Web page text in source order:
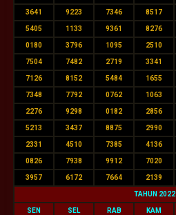
3641 9223 7346 8517
5405 1133 9361 8276
0180 3796 1095 2510
7504 7482 2719 3341
7126 8152 5484 1655
7348 7792 0762 1063
2276 9298 0182 2856
5213 3437 8875 2990
2331 4510 7385 4136
0826 7938 9912 7020
3957 6172 7664 2139
TAHUN 2022
SEN SEL RAB KAM